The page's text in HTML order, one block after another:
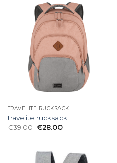
TRAVELITE RUCKSACK
travelite rucksack
€39.00 €28.00